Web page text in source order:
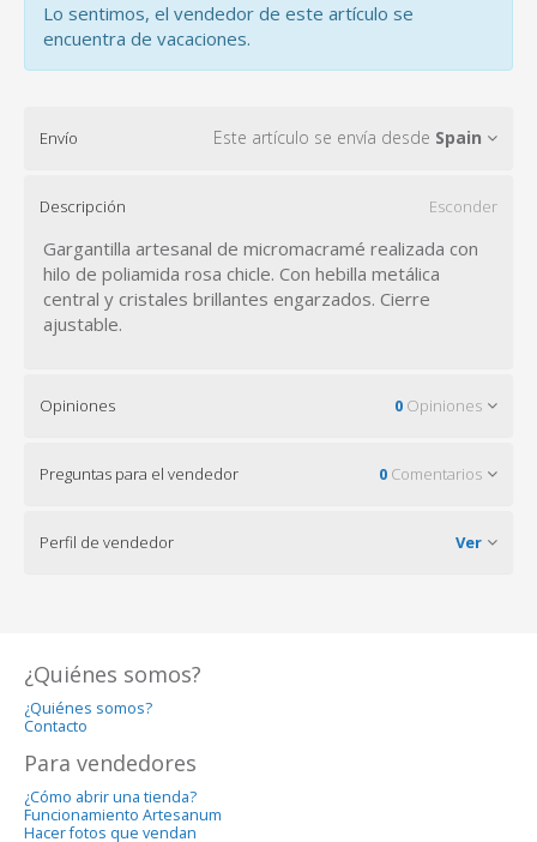
Lo sentimos, el vendedor de este artículo se
encuentra de vacaciones.
Envío Este artículo se envía desde Spain
Descripción Esconder
Gargantilla artesanal de micromacramé realizada con
hilo de poliamida rosa chicle. Con hebilla metálica
central y cristales brillantes engarzados. Cierre
ajustable.
Opiniones 0 Opiniones
Preguntas para el vendedor 0 Comentarios
Perfil de vendedor Ver
¿Quiénes somos?
¿Quiénes somos?
Contacto
Para vendedores
¿Cómo abrir una tienda?
Funcionamiento Artesanum
Hacer fotos que vendan